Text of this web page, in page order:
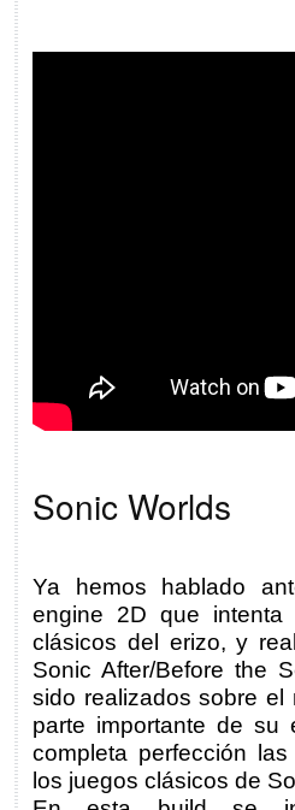
Sonic Worlds
Ya hemos hablado
engine 2D que
clásicos del erizo, y
Sonic After/Before the
sido realizados sobre
parte importante de
completa perfección
los juegos clásicos de